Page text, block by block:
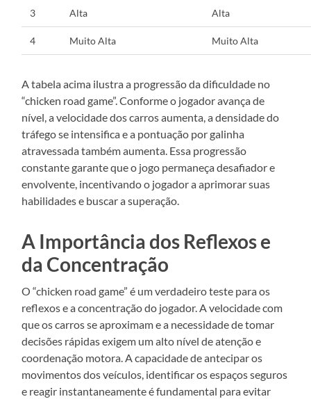
3 Alta Alta
4 Muito Alta Muito Alta
A tabela acima ilustra a progressão da dificuldade no
“chicken road game”. Conforme o jogador avança de
nível, a velocidade dos carros aumenta, a densidade do
tráfego se intensifica e a pontuação por galinha
atravessada também aumenta. Essa progressão
constante garante que o jogo permaneça desafiador e
envolvente, incentivando o jogador a aprimorar suas
habilidades e buscar a superação.
A Importância dos Reflexos e
da Concentração
O “chicken road game” é um verdadeiro teste para os
reflexos e a concentração do jogador. A velocidade com
que os carros se aproximam e a necessidade de tomar
decisões rápidas exigem um alto nível de atenção e
coordenação motora. A capacidade de antecipar os
movimentos dos veículos, identificar os espaços seguros
e reagir instantaneamente é fundamental para evitar